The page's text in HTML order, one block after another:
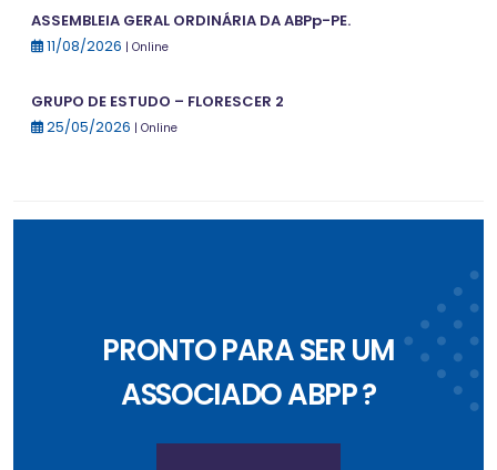
ASSEMBLEIA GERAL ORDINÁRIA DA ABPp-PE.
11/08/2026 | Online
GRUPO DE ESTUDO – FLORESCER 2
25/05/2026 | Online
PRONTO PARA SER UM
ASSOCIADO ABPP ?